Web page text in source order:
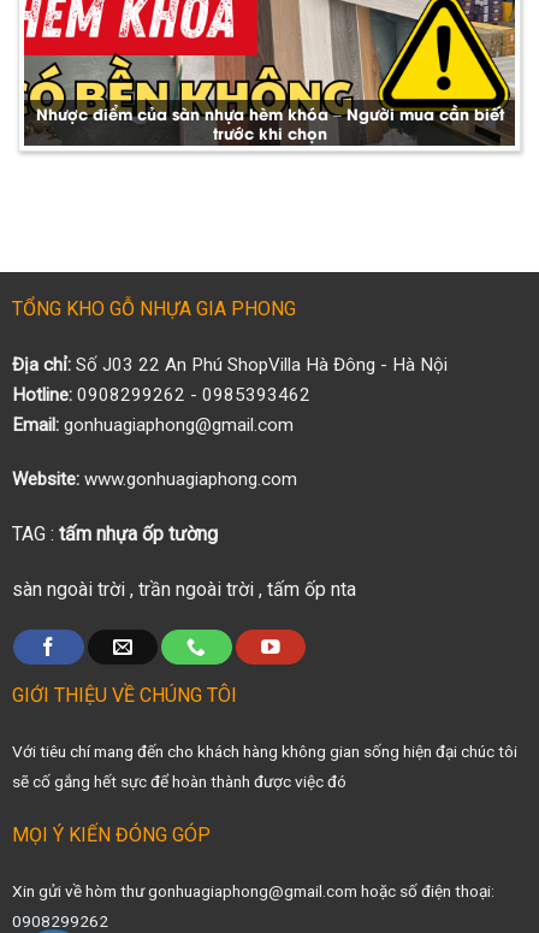
Nhược điểm của sàn nhựa hèm khóa – Người mua cần biết
trước khi chọn
TỔNG KHO GỖ NHỰA GIA PHONG
Địa chỉ:Số J03 22 An Phú ShopVilla Hà Đông - Hà Nội
Hotline:0908299262 - 0985393462
Email:gonhuagiaphong@gmail.com
Website:www.gonhuagiaphong.com
TAG : tấm nhựa ốp tường
sàn ngoài trời, trần ngoài trời, tấm ốp nta
GIỚI THIỆU VỀ CHÚNG TÔI
Với tiêu chí mang đến cho khách hàng không gian sống hiện đại chúc tôi
sẽ cố gắng hết sực để hoàn thành được việc đó
MỌI Ý KIẾN ĐÓNG GÓP
Xin gửi về hòm thư gonhuagiaphong@gmail.com hoặc số điện thoại:
0908299262